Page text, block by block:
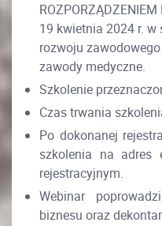
19 kwietnia 2024 r.
rozwoju
zawody medyczne.
Szkolenie
Czas trwania
Po dokonanej
szkolenia na adres
rejestracyjnym.
Webinar
biznesu oraz